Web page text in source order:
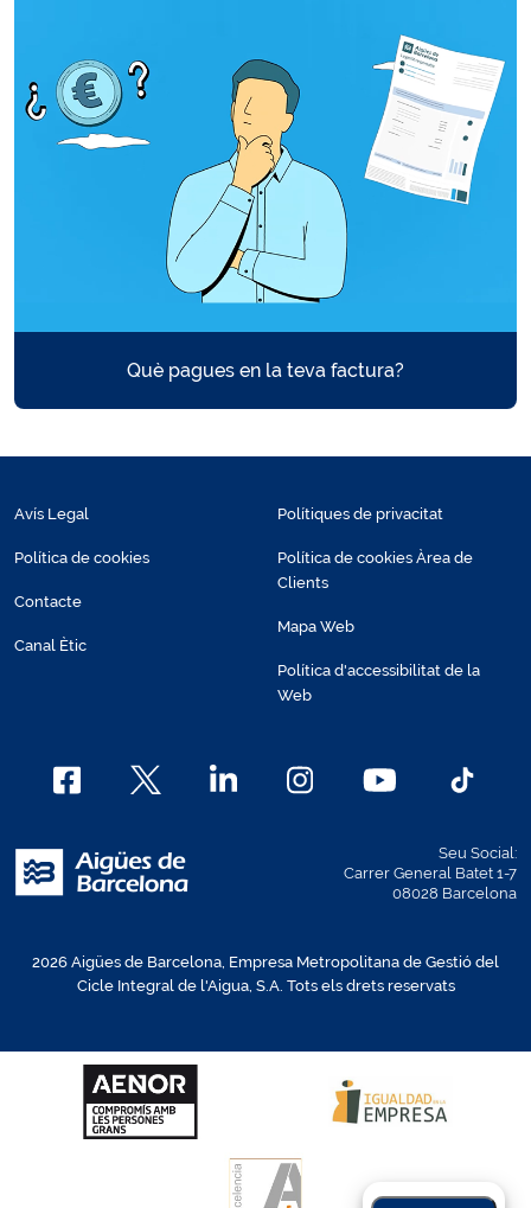
Què pagues en la teva factura?
Avís Legal
Política de cookies
Contacte
Canal Ètic
Polítiques de privacitat
Política de cookies Àrea de
Clients
Mapa Web
Política d'accessibilitat de la
Web
Seu Social:
Carrer General Batet 1-7
08028 Barcelona
2026 Aigües de Barcelona, Empresa Metropolitana de Gestió del
Cicle Integral de l'Aigua, S.A. Tots els drets reservats